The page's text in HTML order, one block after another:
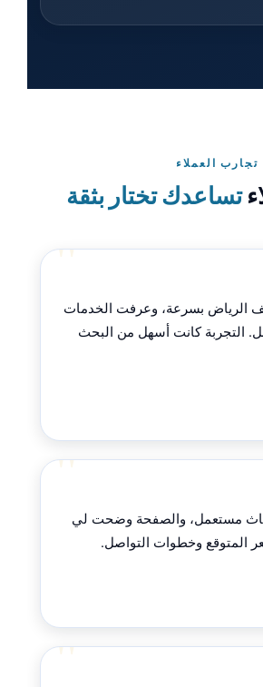
تجارب العملاء
تساعدك تختار بثقة
الرياض بسرعة، وعرفت الخدمات
التجربة كانت أسهل من البحث
مستعمل، والصفحة وضحت لي
المتوقع وخطوات التواصل.